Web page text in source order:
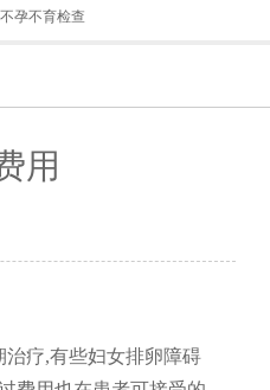
不孕不育检查
用
疗,有些妇女排卵障碍